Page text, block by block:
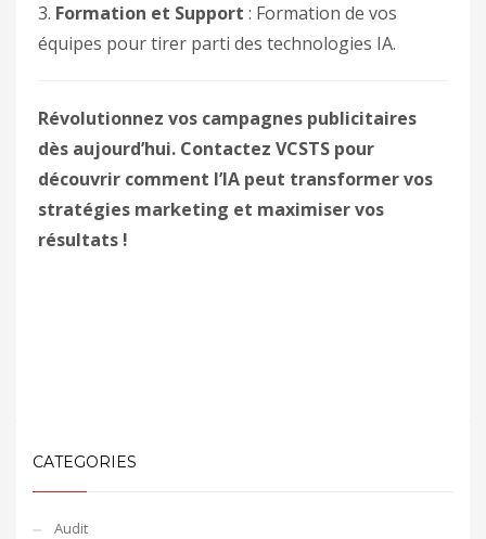
3. Formation et Support : Formation de vos
équipes pour tirer parti des technologies IA.
Révolutionnez vos campagnes publicitaires
dès aujourd’hui. Contactez VCSTS pour
découvrir comment l’IA peut transformer vos
stratégies marketing et maximiser vos
résultats !
CATEGORIES
Audit